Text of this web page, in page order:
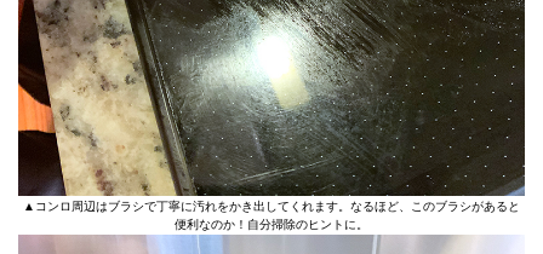
▲コンロ周辺はブラシで丁寧に汚れをかき出してくれます。なるほど、このブラシがあると
便利なのか！自分掃除のヒントに。